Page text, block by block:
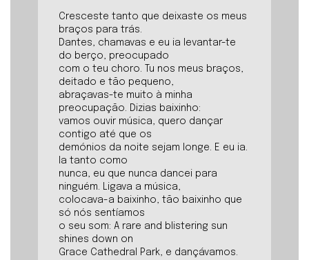
Cresceste tanto que deixaste os meus
braços para trás.
Dantes, chamavas e eu ia levantar-te
do berço, preocupado
com o teu choro. Tu nos meus braços,
deitado e tão pequeno,
abraçavas-te muito à minha
preocupação. Dizias baixinho:
vamos ouvir música, quero dançar
contigo até que os
demónios da noite sejam longe. E eu ia.
Ia tanto como
nunca, eu que nunca dancei para
ninguém. Ligava a música,
colocava-a baixinho, tão baixinho que
só nós sentíamos
o seu som: A rare and blistering sun
shines down on
Grace Cathedral Park, e dançávamos.